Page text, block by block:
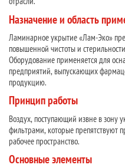
Назначение и область
Ламинарное укрытие «Лам-Эко»
повышенной чистоты и
Оборудование применяется для
предприятий, выпускающих
продукцию.
Принцип работы
Воздух, поступающий извне в зону
фильтрами, которые препятствуют
рабочее пространство.
Основные элементы